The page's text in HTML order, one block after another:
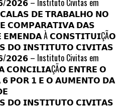
– Instituto Civitas em
𝗗𝗘 𝗧𝗥𝗔𝗕𝗔𝗟𝗛𝗢 𝗡𝗢
𝗖𝗢𝗠𝗣𝗔𝗥𝗔𝗧𝗜𝗩𝗔 𝗗𝗔𝗦
À 𝗖𝗢𝗡𝗦𝗧𝗜𝗧𝗨𝗜ÇÃ𝗢
𝗗𝗢 𝗜𝗡𝗦𝗧𝗜𝗧𝗨𝗧𝗢 𝗖𝗜𝗩𝗜𝗧𝗔𝗦
– Instituto Civitas em
𝗖𝗢𝗡𝗖𝗜𝗟𝗜𝗔ÇÃ𝗢 𝗘𝗡𝗧𝗥𝗘 𝗢
𝟲 𝗣𝗢𝗥 𝟭 𝗘 𝗢 𝗔𝗨𝗠𝗘𝗡𝗧𝗢 𝗗𝗔
𝗗𝗢 𝗜𝗡𝗦𝗧𝗜𝗧𝗨𝗧𝗢 𝗖𝗜𝗩𝗜𝗧𝗔𝗦